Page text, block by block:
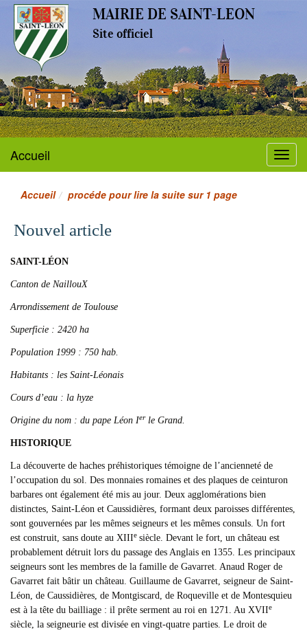
MAIRIE DE SAINT-LEON
Site officiel
Menu
Accueil
Accueil procéde pour lire la suite sur 1 page
Nouvel article
SAINT-LÉON
Canton de NaillouX
Arrondissement de Toulouse
Superficie : 2420 ha
Population 1999 : 750 hab.
Habitants : les Saint-Léonais
Cours d’eau : la hyze
Origine du nom : du pape Léon Ierle Grand.
HISTORIQUE
La découverte de haches préhistoriques témoigne de l’ancienneté de
l’occupation du sol. Des monnaies romaines et des plaques de ceinturon
barbares ont également été mis au jour. Deux agglomérations bien
distinctes, Saint-Léon et Caussidières, formant deux paroisses différentes,
sont gouvernées par les mêmes seigneurs et les mêmes consuls. Un fort
est construit, sans doute au XIIIe siècle. Devant le fort, un château est
probablement détruit lors du passage des Anglais en 1355. Les principaux
seigneurs sont les membres de la famille de Gavarret. Anaud Roger de
Gavarret fait bâtir un château. Guillaume de Gavarret, seigneur de Saint-
Léon, de Caussidières, de Montgiscard, de Roqueville et de Montesquieu
est à la tête du bailliage : il prête serment au roi en 1271. Au XVIIe
siècle, la seigneurie est divisée en vingt-quatre parties. Le droit de